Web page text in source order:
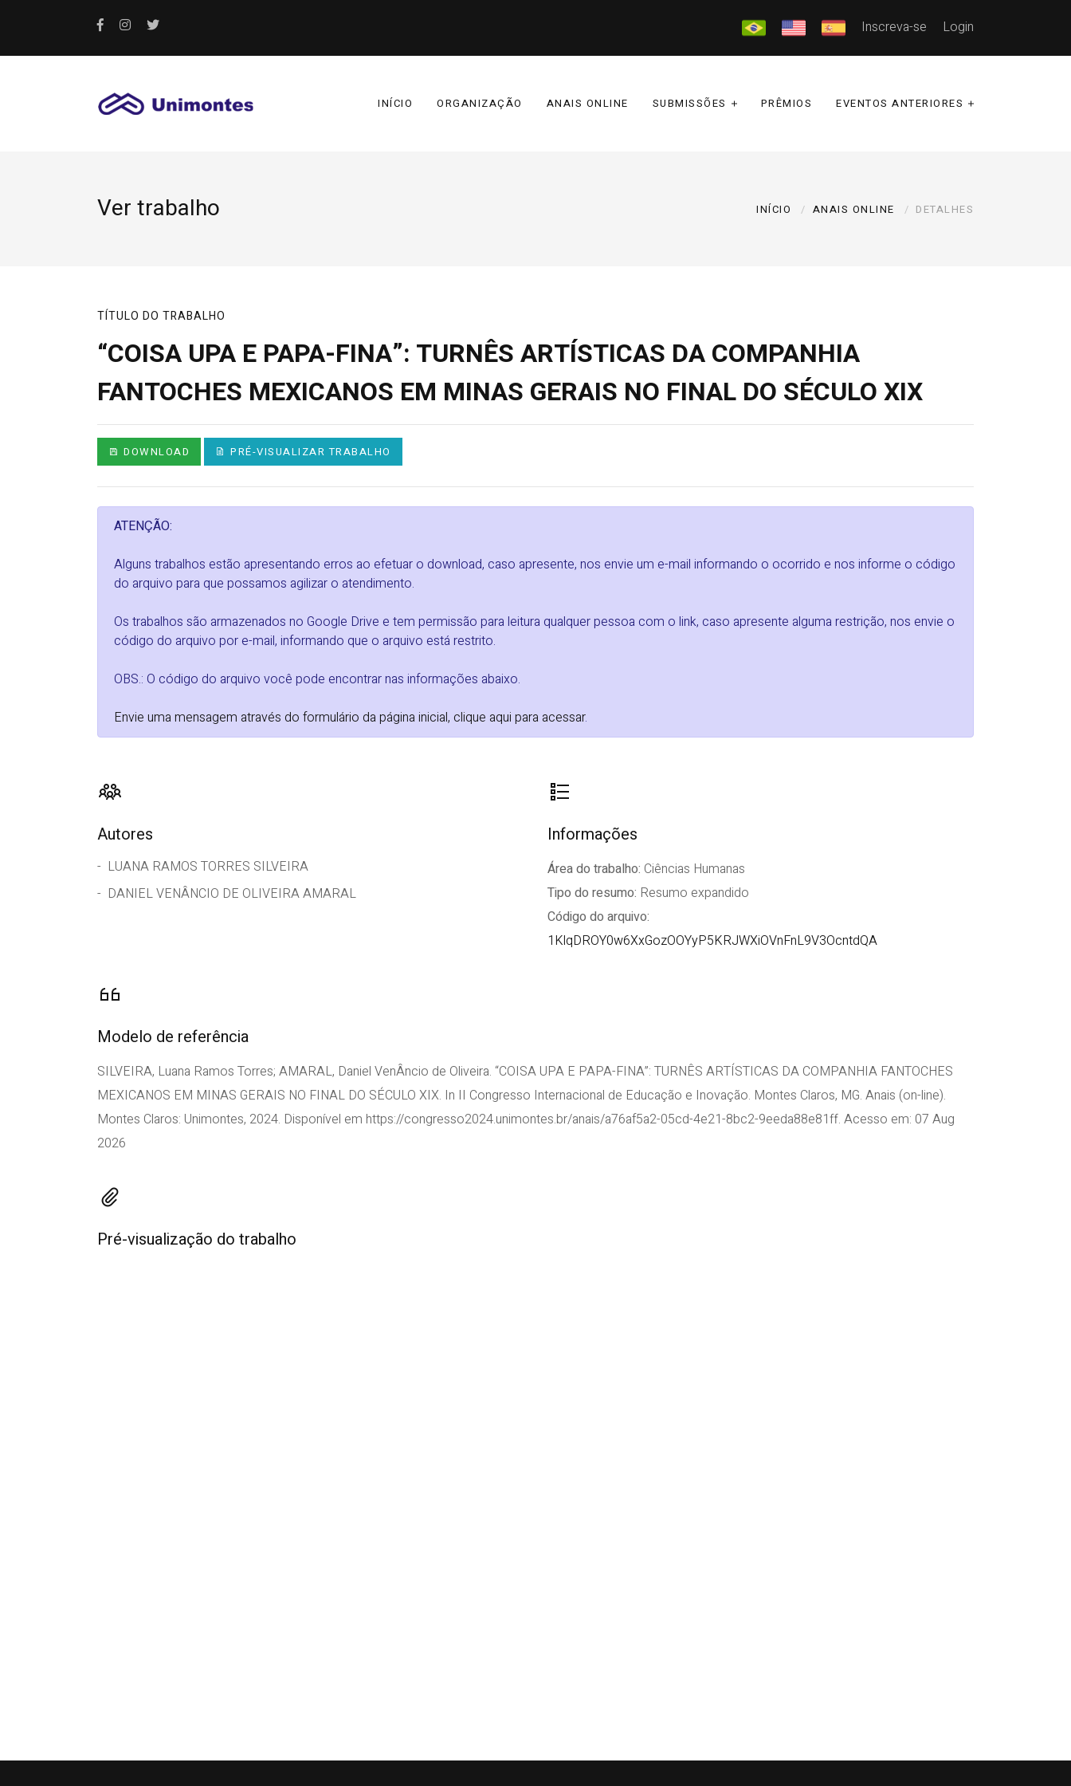
Inscreva-se Login
INÍCIO ORGANIZAÇÃO ANAIS ONLINE SUBMISSÕES PRÊMIOS EVENTOS ANTERIORES
Ver trabalho INÍCIO ANAIS ONLINE DETALHES
TÍTULO DO TRABALHO
“COISA UPA E PAPA-FINA”: TURNÊS ARTÍSTICAS DA COMPANHIA
FANTOCHES MEXICANOS EM MINAS GERAIS NO FINAL DO SÉCULO XIX
DOWNLOAD PRÉ-VISUALIZAR TRABALHO
ATENÇÃO:
Alguns trabalhos estão apresentando erros ao efetuar o download, caso apresente, nos envie um e-mail informando o ocorrido e nos informe o código
do arquivo para que possamos agilizar o atendimento.
Os trabalhos são armazenados no Google Drive e tem permissão para leitura qualquer pessoa com o link, caso apresente alguma restrição, nos envie o
código do arquivo por e-mail, informando que o arquivo está restrito.
OBS.: O código do arquivo você pode encontrar nas informações abaixo.
Envie uma mensagem através do formulário da página inicial, clique aqui para acessar.
Autores
LUANA RAMOS TORRES SILVEIRA
DANIEL VENÂNCIO DE OLIVEIRA AMARAL
Informações
Área do trabalho: Ciências Humanas
Tipo do resumo: Resumo expandido
Código do arquivo:
1KlqDROY0w6XxGozOOYyP5KRJWXiOVnFnL9V3OcntdQA
Modelo de referência
SILVEIRA, Luana Ramos Torres; AMARAL, Daniel VenÂncio de Oliveira. “COISA UPA E PAPA-FINA”: TURNÊS ARTÍSTICAS DA COMPANHIA FANTOCHES
MEXICANOS EM MINAS GERAIS NO FINAL DO SÉCULO XIX. In II Congresso Internacional de Educação e Inovação. Montes Claros, MG. Anais (on-line).
Montes Claros: Unimontes, 2024. Disponível em https://congresso2024.unimontes.br/anais/a76af5a2-05cd-4e21-8bc2-9eeda88e81ff. Acesso em: 07 Aug
2026
Pré-visualização do trabalho